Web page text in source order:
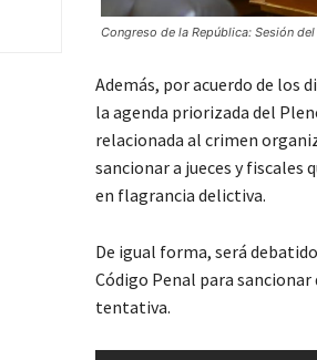
Congreso de la República: Sesión del
Además, por acuerdo de los
la agenda priorizada del
relacionada al crimen
sancionar a jueces y fiscales
en flagrancia delictiva.
De igual forma, será
Código Penal para
tentativa.